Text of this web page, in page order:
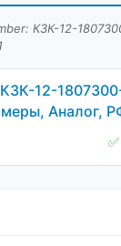
КЗК-12-
12-
Аналог,